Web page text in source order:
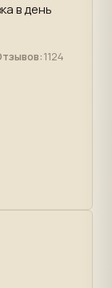
в день
1124